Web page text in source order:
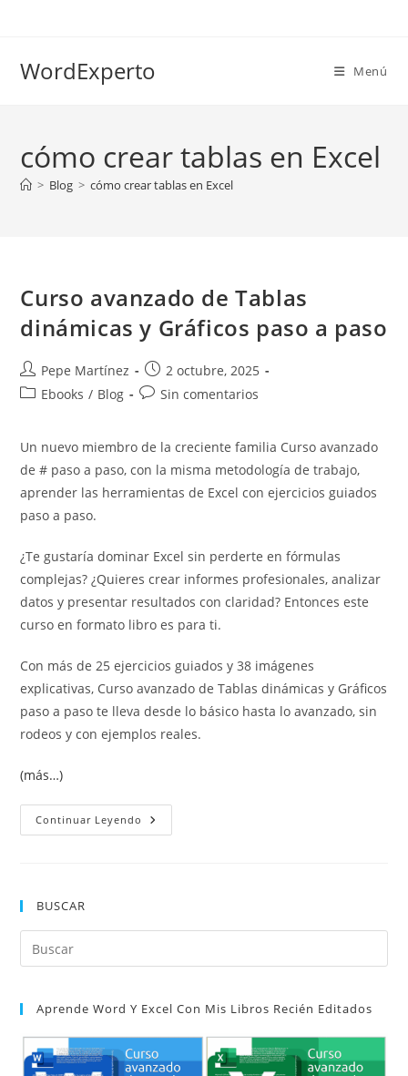
WordExperto Menú
cómo crear tablas en Excel
> Blog > cómo crear tablas en Excel
Curso avanzado de Tablas
dinámicas y Gráficos paso a paso
Autor
de
Pepe Martínez
Publicación
de
2 octubre, 2025
Categoría
entrada:
Ebooks / Blog
Comentarios
entrada:
Sin comentarios
Un nuevo miembro de la creciente familia Curso avanzado
de # paso a paso, con la misma metodología de trabajo,
aprender las herramientas de Excel con ejercicios guiados
paso a paso.
¿Te gustaría dominar Excel sin perderte en fórmulas
complejas? ¿Quieres crear informes profesionales, analizar
datos y presentar resultados con claridad? Entonces este
curso en formato libro es para ti.
Con más de 25 ejercicios guiados y 38 imágenes
explicativas, Curso avanzado de Tablas dinámicas y Gráficos
paso a paso te lleva desde lo básico hasta lo avanzado, sin
rodeos y con ejemplos reales.
(más…)
Continuar Leyendo Curso
Avanzado
Paso
BUSCAR
Aprende Word Y Excel Con Mis Libros Recién Editados